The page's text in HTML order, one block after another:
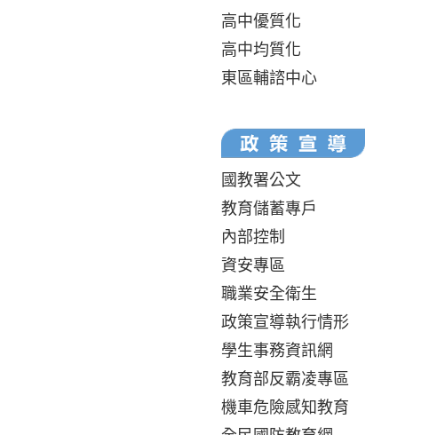
高中優質化
高中均質化
東區輔諮中心
國教署公文
教育儲蓄專戶
內部控制
資安專區
職業安全衛生
政策宣導執行情形
學生事務資訊網
教育部反霸凌專區
機車危險感知教育